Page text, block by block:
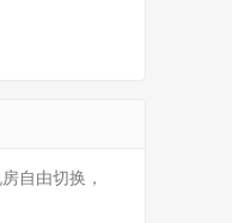
自由切换，